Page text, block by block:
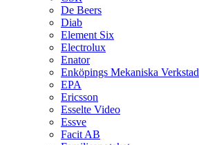
De Beers
Diab
Element Six
Electrolux
Enator
Enköpings Mekaniska Verkstad
EPA
Ericsson
Esselte Video
Essve
Facit AB